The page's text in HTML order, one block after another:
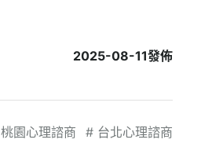
2025-08-11發佈
桃園心理諮商 # 台北心理諮商